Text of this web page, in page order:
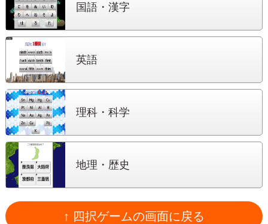
国語・漢字
英語
理科・科学
地理・歴史
↑ 四択ゲームの画面に戻る